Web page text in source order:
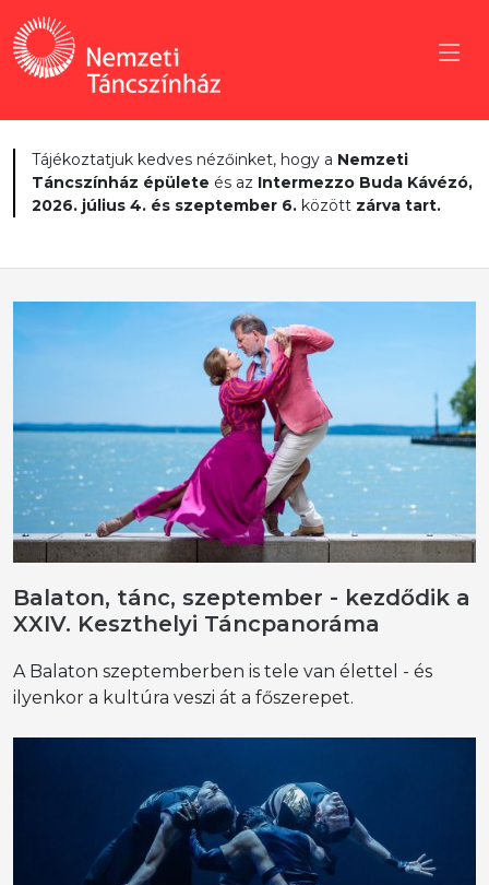
Tájékoztatjuk kedves nézőinket, hogy a Nemzeti
Táncszínház épülete és az Intermezzo Buda Kávézó,
2026. július 4. és szeptember 6. között zárva tart.
Balaton, tánc, szeptember - kezdődik a
XXIV. Keszthelyi Táncpanoráma
A Balaton szeptemberben is tele van élettel - és
ilyenkor a kultúra veszi át a főszerepet.